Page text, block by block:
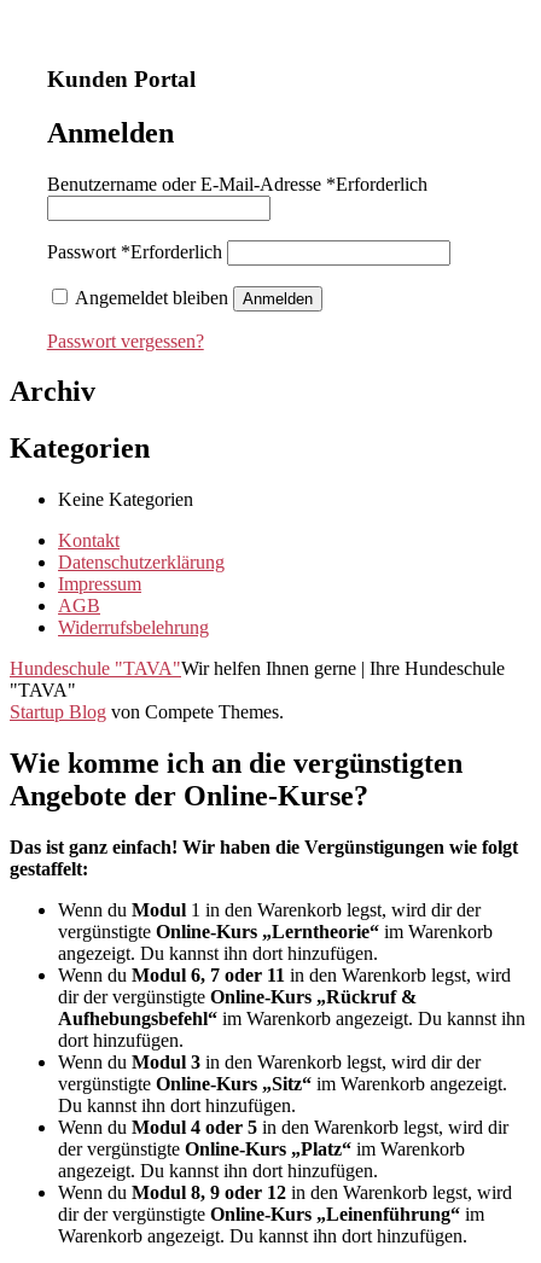
Kunden Portal
Anmelden
Benutzername oder E-Mail-Adresse *Erforderlich
Passwort *Erforderlich
Angemeldet bleiben Anmelden
Passwort vergessen?
Archiv
Kategorien
Keine Kategorien
Kontakt
Datenschutzerklärung
Impressum
AGB
Widerrufsbelehrung
Hundeschule "TAVA"Wir helfen Ihnen gerne | Ihre Hundeschule
"TAVA"
Startup Blog von Compete Themes.
Wie komme ich an die vergünstigten
Angebote der Online-Kurse?
Das ist ganz einfach! Wir haben die Vergünstigungen wie folgt
gestaffelt:
Wenn du Modul 1 in den Warenkorb legst, wird dir der
vergünstigte Online-Kurs „Lerntheorie“ im Warenkorb
angezeigt. Du kannst ihn dort hinzufügen.
Wenn du Modul 6, 7 oder 11 in den Warenkorb legst, wird
dir der vergünstigte Online-Kurs „Rückruf &
Aufhebungsbefehl“ im Warenkorb angezeigt. Du kannst ihn
dort hinzufügen.
Wenn du Modul 3 in den Warenkorb legst, wird dir der
vergünstigte Online-Kurs „Sitz“ im Warenkorb angezeigt.
Du kannst ihn dort hinzufügen.
Wenn du Modul 4 oder 5 in den Warenkorb legst, wird dir
der vergünstigte Online-Kurs „Platz“ im Warenkorb
angezeigt. Du kannst ihn dort hinzufügen.
Wenn du Modul 8, 9 oder 12 in den Warenkorb legst, wird
dir der vergünstigte Online-Kurs „Leinenführung“ im
Warenkorb angezeigt. Du kannst ihn dort hinzufügen.